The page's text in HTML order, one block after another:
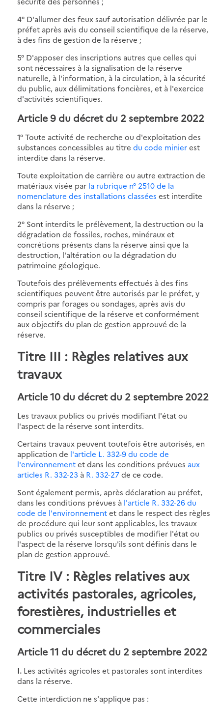
4° D'allumer des feux sauf autorisation délivrée par le
préfet après avis du conseil scientifique de la réserve,
à des fins de gestion de la réserve ;
5° D'apposer des inscriptions autres que celles qui
sont nécessaires à la signalisation de la réserve
naturelle, à l'information, à la circulation, à la sécurité
du public, aux délimitations foncières, et à l'exercice
d'activités scientifiques.
Article 9 du décret du 2 septembre 2022
1° Toute activité de recherche ou d'exploitation des
substances concessibles au titre du code minierest
interdite dans la réserve.
Toute exploitation de carrière ou autre extraction de
matériaux visée par la rubrique n° 2510 de la
nomenclature des installations classées est interdite
dans la réserve ;
2° Sont interdits le prélèvement, la destruction ou la
dégradation de fossiles, roches, minéraux et
concrétions présents dans la réserve ainsi que la
destruction, l'altération ou la dégradation du
patrimoine géologique.
Toutefois des prélèvements effectués à des fins
scientifiques peuvent être autorisés par le préfet, y
compris par forages ou sondages, après avis du
conseil scientifique de la réserve et conformément
aux objectifs du plan de gestion approuvé de la
réserve.
Titre III : Règles relatives aux
travaux
Article 10 du décret du 2 septembre 2022
Les travaux publics ou privés modifiant l'état ou
l'aspect de la réserve sont interdits.
Certains travaux peuvent toutefois être autorisés, en
application de l'article L. 332-9 du code de
l'environnementet dans les conditions prévues aux
articles R. 332-23 à R. 332-27de ce code.
Sont également permis, après déclaration au préfet,
dans les conditions prévues à l'article R. 332-26 du
code de l'environnementet dans le respect des règles
de procédure qui leur sont applicables, les travaux
publics ou privés susceptibles de modifier l'état ou
l'aspect de la réserve lorsqu'ils sont définis dans le
plan de gestion approuvé.
Titre IV : Règles relatives aux
activités pastorales, agricoles,
forestières, industrielles et
commerciales
Article 11 du décret du 2 septembre 2022
I. Les activités agricoles et pastorales sont interdites
dans la réserve.
Cette interdiction ne s'applique pas :